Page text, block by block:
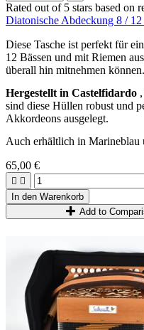
Rated out of 5 stars based on
Diatonische Abdeckung 8 / 12
Diese Tasche ist perfekt für
12 Bässen und mit Riemen
überall hin mitnehmen können.
Hergestellt in Castelfidardo
sind diese Hüllen robust und
Akkordeons ausgelegt.
Auch erhältlich in Marineblau
65,00 €
 
In den Warenkorb
Add to